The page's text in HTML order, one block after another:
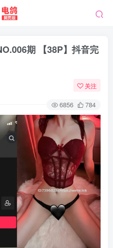
期 【38P】抖音完
关注
6856 784